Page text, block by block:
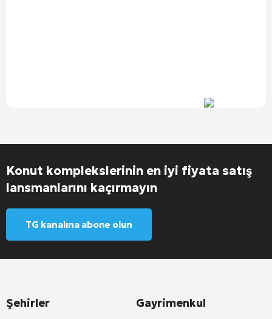
Konut komplekslerinin en iyi fiyata satış
lansmanlarını kaçırmayın
TG kanalına abone olun
Şehirler Gayrimenkul